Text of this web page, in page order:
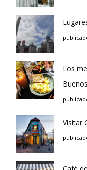
Los
Visitar